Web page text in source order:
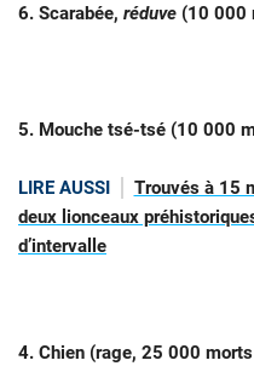
6. Scarabée, réduve (10 000
5. Mouche tsé-tsé (10 000
LIRE AUSSI
Trouvés à 15
deux lionceaux
d’intervalle
4. Chien (rage, 25 000